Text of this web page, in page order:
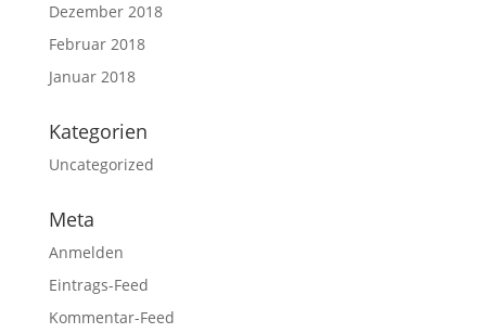
Dezember 2018
Februar 2018
Januar 2018
Kategorien
Uncategorized
Meta
Anmelden
Eintrags-Feed
Kommentar-Feed